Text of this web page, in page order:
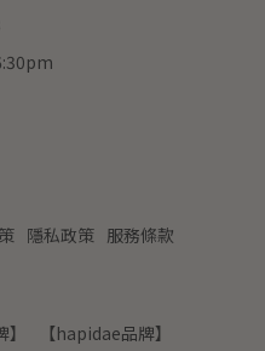
隱私政策 服務條款
【hapidae品牌】